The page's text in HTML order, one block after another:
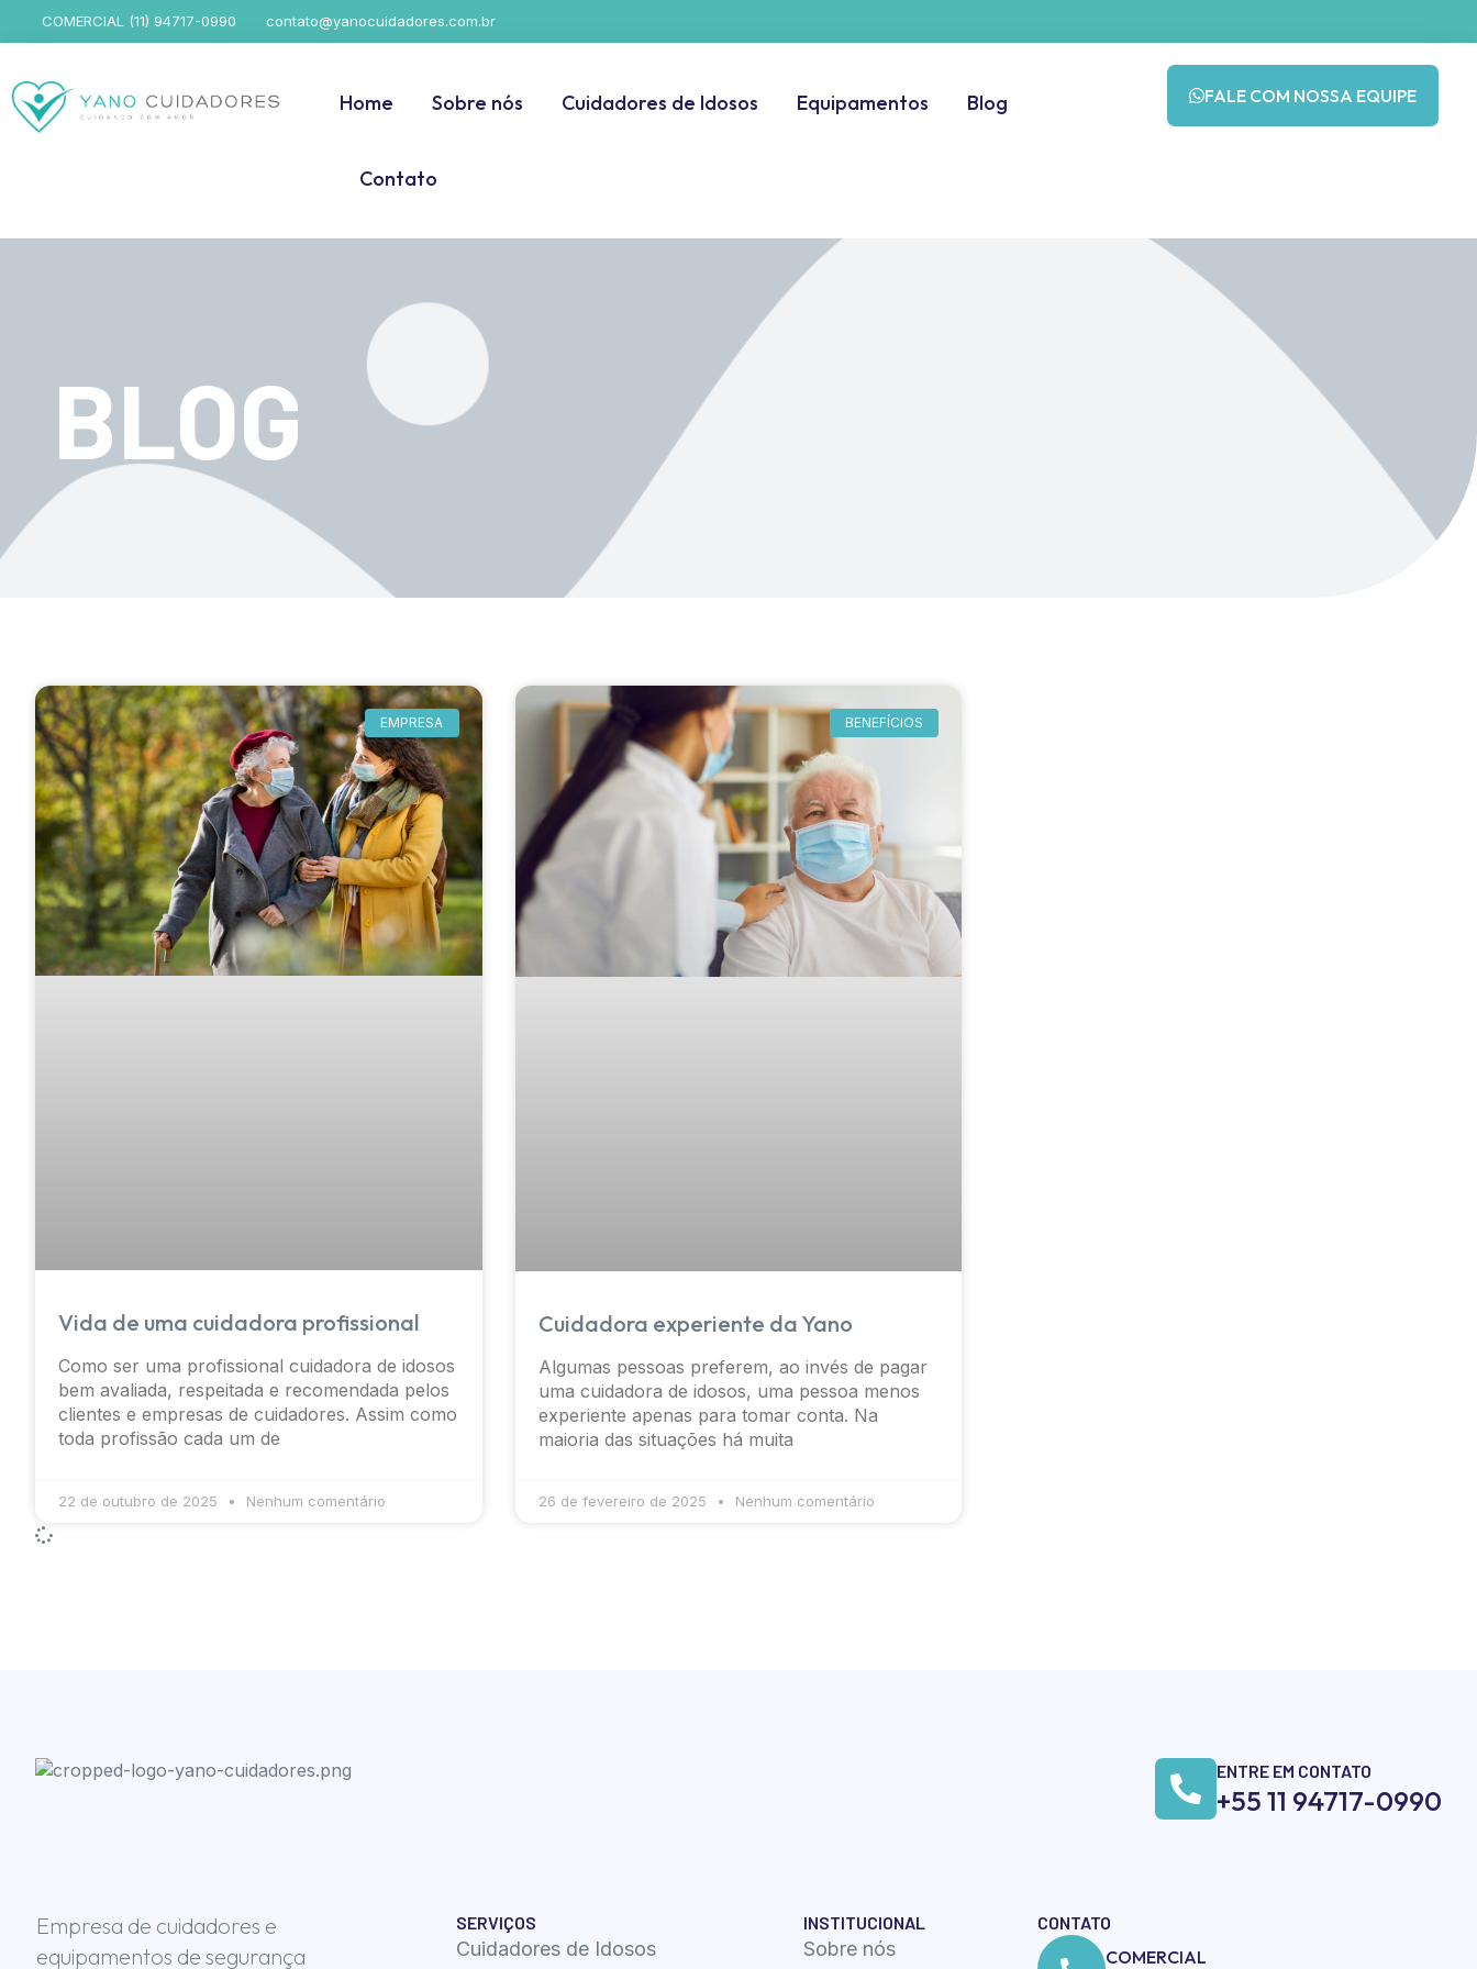
COMERCIAL (11) 94717-0990 contato@yanocuidadores.com.br
Home Sobre nós Cuidadores de Idosos Equipamentos Blog
Contato
FALE COM NOSSA EQUIPE
BLOG
EMPRESA
Vida de uma cuidadora profissional
Como ser uma profissional cuidadora de idosos
bem avaliada, respeitada e recomendada pelos
clientes e empresas de cuidadores. Assim como
toda profissão cada um de
22 de outubro de 2025 Nenhum comentário
BENEFÍCIOS
Cuidadora experiente da Yano
Algumas pessoas preferem, ao invés de pagar
uma cuidadora de idosos, uma pessoa menos
experiente apenas para tomar conta. Na
maioria das situações há muita
26 de fevereiro de 2025 Nenhum comentário
ENTRE EM CONTATO
+55 11 94717-0990
Empresa de cuidadores e
equipamentos de segurança
SERVIÇOS
Cuidadores de Idosos
INSTITUCIONAL
Sobre nós
CONTATO
COMERCIAL